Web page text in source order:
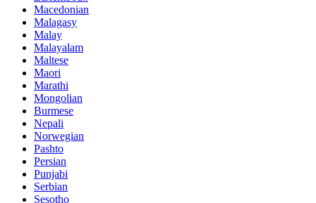
Macedonian
Malagasy
Malay
Malayalam
Maltese
Maori
Marathi
Mongolian
Burmese
Nepali
Norwegian
Pashto
Persian
Punjabi
Serbian
Sesotho